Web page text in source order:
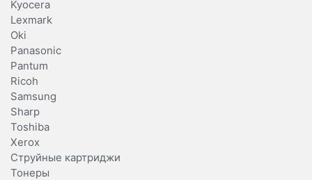
Kyocera
Lexmark
Oki
Panasonic
Pantum
Ricoh
Samsung
Sharp
Toshiba
Xerox
Струйные картриджи
Тонеры